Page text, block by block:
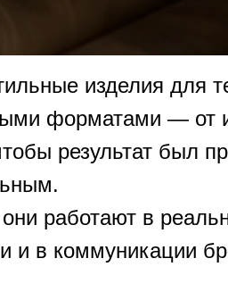
изделия для
форматами — от
результат был
работают в
и в коммуникации